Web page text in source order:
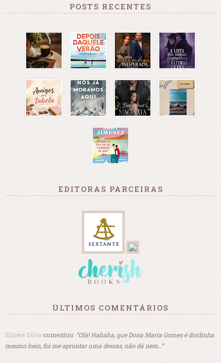
POSTS RECENTES
EDITORAS PARCEIRAS
ÚLTIMOS COMENTÁRIOS
Elizete Silva comentou: “Olá! Hahaha, que Dona Maria Gomes é doidinha
mesmo hein, foi me aprontar uma dessas, não dá nem…”